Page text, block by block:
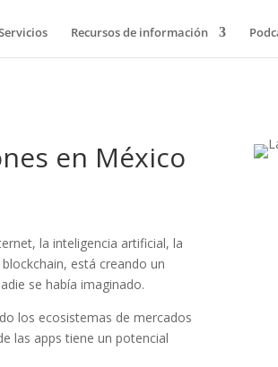
Recursos de información
en México
la inteligencia artificial, la
está creando un
se había imaginado.
los ecosistemas de mercados
las appstiene un potencial